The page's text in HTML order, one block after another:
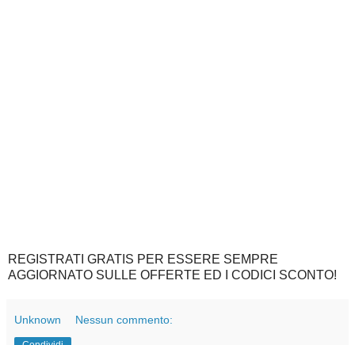
REGISTRATI GRATIS PER ESSERE SEMPRE
AGGIORNATO SULLE OFFERTE ED I CODICI SCONTO!
Unknown Nessun commento: